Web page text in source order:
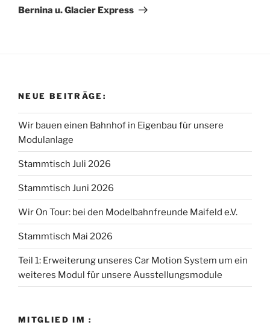
Beitrag
Bernina u. Glacier Express
NEUE BEITRÄGE:
Wir bauen einen Bahnhof in Eigenbau für unsere
Modulanlage
Stammtisch Juli 2026
Stammtisch Juni 2026
Wir On Tour: bei den Modelbahnfreunde Maifeld e.V.
Stammtisch Mai 2026
Teil 1: Erweiterung unseres Car Motion System um ein
weiteres Modul für unsere Ausstellungsmodule
MITGLIED IM :